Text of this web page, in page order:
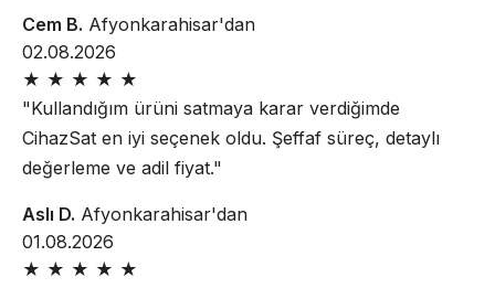
Cem B. Afyonkarahisar'dan
02.08.2026
★ ★ ★ ★ ★
"Kullandığım ürüni satmaya karar verdiğimde
CihazSat en iyi seçenek oldu. Şeffaf süreç, detaylı
değerleme ve adil fiyat."
Aslı D. Afyonkarahisar'dan
01.08.2026
★ ★ ★ ★ ★